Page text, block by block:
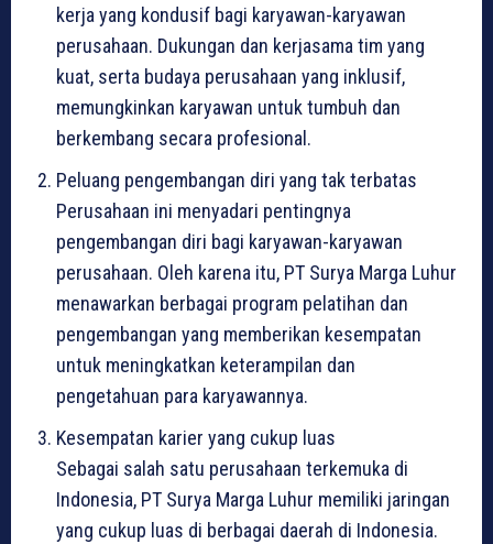
kerja yang kondusif bagi karyawan-karyawan
perusahaan. Dukungan dan kerjasama tim yang
kuat, serta budaya perusahaan yang inklusif,
memungkinkan karyawan untuk tumbuh dan
berkembang secara profesional.
Peluang pengembangan diri yang tak terbatas
Perusahaan ini menyadari pentingnya
pengembangan diri bagi karyawan-karyawan
perusahaan. Oleh karena itu, PT Surya Marga Luhur
menawarkan berbagai program pelatihan dan
pengembangan yang memberikan kesempatan
untuk meningkatkan keterampilan dan
pengetahuan para karyawannya.
Kesempatan karier yang cukup luas
Sebagai salah satu perusahaan terkemuka di
Indonesia, PT Surya Marga Luhur memiliki jaringan
yang cukup luas di berbagai daerah di Indonesia.